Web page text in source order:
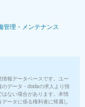
ける
に応じた給与例をお
をサ
管理・メンテナンス
報データベースです。ユー
データ・dodaの求人より情
ない場合があります。本情
ータに係る権利者に帰属し